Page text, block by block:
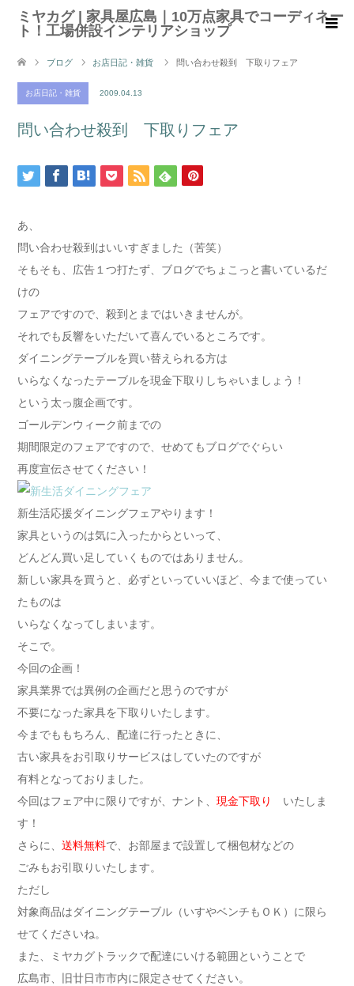
ミヤカグ | 家具屋広島｜10万点家具でコーディネー
ト！工場併設インテリアショップ
ブログ お店日記・雑貨 問い合わせ殺到 下取りフェア
お店日記・雑貨 2009.04.13
問い合わせ殺到 下取りフェア
あ、
問い合わせ殺到はいいすぎました（苦笑）
そもそも、広告１つ打たず、ブログでちょこっと書いているだ
けの
フェアですので、殺到とまではいきませんが。
それでも反響をいただいて喜んでいるところです。
ダイニングテーブルを買い替えられる方は
いらなくなったテーブルを現金下取りしちゃいましょう！
という太っ腹企画です。
ゴールデンウィーク前までの
期間限定のフェアですので、せめてもブログでぐらい
再度宣伝させてください！
新生活応援ダイニングフェアやります！
家具というのは気に入ったからといって、
どんどん買い足していくものではありません。
新しい家具を買うと、必ずといっていいほど、今まで使ってい
たものは
いらなくなってしまいます。
そこで。
今回の企画！
家具業界では異例の企画だと思うのですが
不要になった家具を下取りいたします。
今までももちろん、配達に行ったときに、
古い家具をお引取りサービスはしていたのですが
有料となっておりました。
今回はフェア中に限りですが、ナント、 現金下取り
いたしま
す！
さらに、 送料無料で、お部屋まで設置して梱包材などの
ごみもお引取りいたします。
ただし
対象商品はダイニングテーブル（いすやベンチもＯＫ）に限ら
せてくださいね。
また、ミヤカグトラックで配達にいける範囲ということで
広島市、旧廿日市市内に限定させてください。